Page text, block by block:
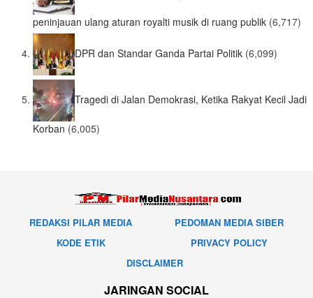
peninjauan ulang aturan royalti musik di ruang publik (6,717)
DPR dan Standar Ganda Partai Politik (6,099)
Tragedi di Jalan Demokrasi, Ketika Rakyat Kecil Jadi
Korban (6,005)
REDAKSI PILAR MEDIA
PEDOMAN MEDIA SIBER
KODE ETIK
PRIVACY POLICY
DISCLAIMER
JARINGAN SOCIAL